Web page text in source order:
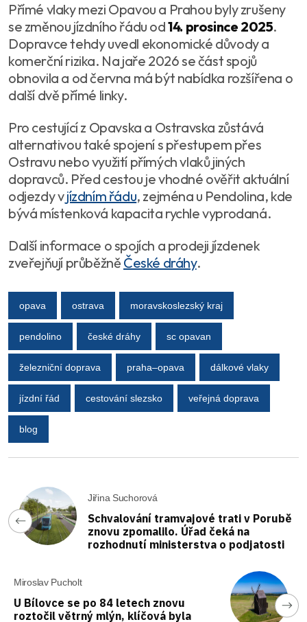
Přímé vlaky mezi Opavou a Prahou byly zrušeny
se změnou jízdního řádu od14. prosince 2025.
Dopravce tehdy uvedl ekonomické důvody a
komerční rizika. Na jaře 2026 se část spojů
obnovila a od června má být nabídka rozšířena o
další dvě přímé linky.
Pro cestující z Opavska a Ostravska zůstává
alternativou také spojení s přestupem přes
Ostravu nebo využití přímých vlaků jiných
dopravců. Před cestou je vhodné ověřit aktuální
odjezdy vjízdním řádu, zejména u Pendolina, kde
bývá místenková kapacita rychle vyprodaná.
Další informace o spojích a prodeji jízdenek
zveřejňují průběžně České dráhy.
opava ostrava moravskoslezský kraj
pendolino české dráhy sc opavan
železniční doprava praha–opava dálkové vlaky
jízdní řád cestování slezsko veřejná doprava
blog
Jiřina Suchorová
Schvalování tramvajové trati v Porubě
znovu zpomalilo. Úřad čeká na
rozhodnutí ministerstva o podjatosti
Miroslav Pucholt
U Bílovce se po 84 letech znovu
roztočil větrný mlýn, klíčová byla